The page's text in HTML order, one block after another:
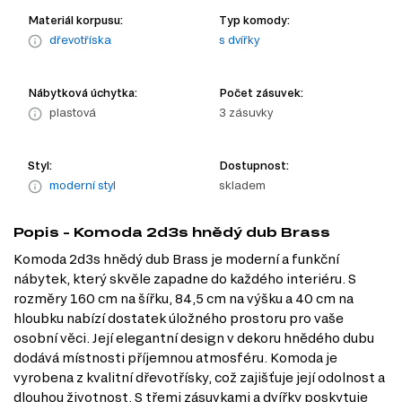
Materiál korpusu:
dřevotříska
Typ komody:
s dvířky
Nábytková úchytka:
plastová
Počet zásuvek:
3 zásuvky
Styl:
moderní styl
Dostupnost:
skladem
Popis - Komoda 2d3s hnědý dub Brass
Komoda 2d3s hnědý dub Brass je moderní a funkční
nábytek, který skvěle zapadne do každého interiéru. S
rozměry 160 cm na šířku, 84,5 cm na výšku a 40 cm na
hloubku nabízí dostatek úložného prostoru pro vaše
osobní věci. Její elegantní design v dekoru hnědého dubu
dodává místnosti příjemnou atmosféru. Komoda je
vyrobena z kvalitní dřevotřísky, což zajišťuje její odolnost a
dlouhou životnost. S třemi zásuvkami a dvířky poskytuje